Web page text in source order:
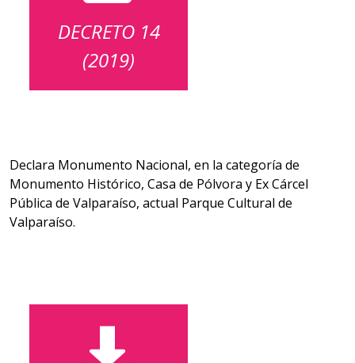
DECRETO 14
(2019)
Declara Monumento Nacional, en la categoría de
Monumento Histórico, Casa de Pólvora y Ex Cárcel
Pública de Valparaíso, actual Parque Cultural de
Valparaíso.